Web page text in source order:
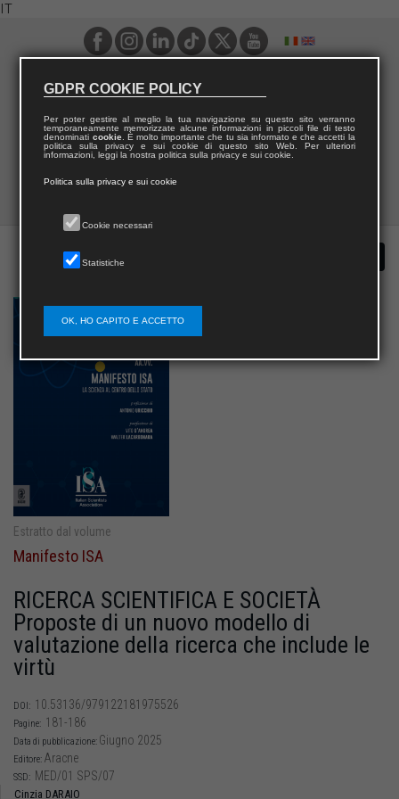
IT
Estratto dal volume
Manifesto ISA
RICERCA SCIENTIFICA E SOCIETÀ
Proposte di un nuovo modello di
valutazione della ricerca che include le
virtù
DOI: 10.53136/979122181975526
Pagine: 181-186
Data di pubblicazione: Giugno 2025
Editore: Aracne
SSD: MED/01 SPS/07
Cinzia DARAIO
GDPR COOKIE POLICY
Per poter gestire al meglio la tua navigazione su questo sito verranno
temporaneamente memorizzate alcune informazioni in piccoli file di testo
denominati cookie. È molto importante che tu sia informato e che accetti la
politica sulla privacy e sui cookie di questo sito Web. Per ulteriori
informazioni, leggi la nostra politica sulla privacy e sui cookie.
Politica sulla privacy e sui cookie
Cookie necessari
Statistiche
OK, HO CAPITO E ACCETTO